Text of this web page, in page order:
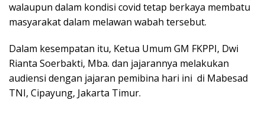
walaupun dalam kondisi covid tetap berkaya membatu
masyarakat dalam melawan wabah tersebut.
Dalam kesempatan itu, Ketua Umum GM FKPPI, Dwi
Rianta Soerbakti, Mba. dan jajarannya melakukan
audiensi dengan jajaran pemibina hari ini di Mabesad
TNI, Cipayung, Jakarta Timur.